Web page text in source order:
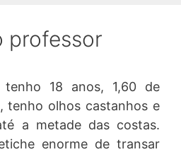
professor
tenho 18 anos, 1,60 de
tenho olhos castanhos e
a metade das costas.
enorme de transar